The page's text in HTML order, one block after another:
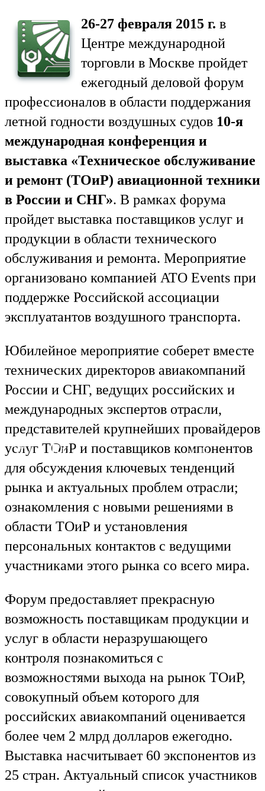
Ru En
26-27 февраля 2015 г. в
Центре международной
торговли в Москве пройдет
ежегодный деловой форум
профессионалов в области поддержания
летной годности воздушных судов 10-я
международная конференция и
выставка «Техническое обслуживание
и ремонт (ТОиР) авиационной техники
в России и СНГ». В рамках форума
пройдет выставка поставщиков услуг и
продукции в области технического
обслуживания и ремонта. Мероприятие
организовано компанией ATO Events при
поддержке Российской ассоциации
эксплуатантов воздушного транспорта.
Юбилейное мероприятие соберет вместе
технических директоров авиакомпаний
России и СНГ, ведущих российских и
международных экспертов отрасли,
представителей крупнейших провайдеров
услуг ТОиР и поставщиков компонентов
для обсуждения ключевых тенденций
рынка и актуальных проблем отрасли;
ознакомления с новыми решениями в
области ТОиР и установления
персональных контактов с ведущими
участниками этого рынка со всего мира.
Форум предоставляет прекрасную
возможность поставщикам продукции и
услуг в области неразрушающего
контроля познакомиться с
возможностями выхода на рынок ТОиР,
совокупный объем которого для
российских авиакомпаний оценивается
более чем 2 млрд долларов ежегодно.
Выставка насчитывает 60 экспонентов из
25 стран. Актуальный список участников